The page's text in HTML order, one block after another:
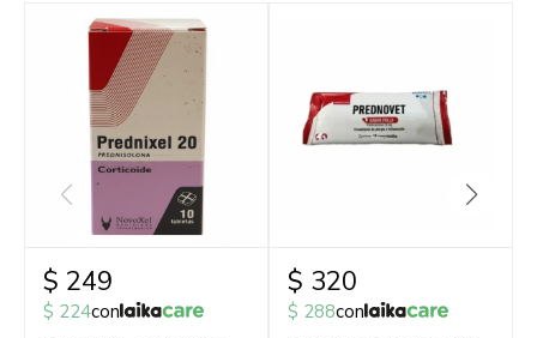
$ 249
$ 224con
$ 320
$ 288con